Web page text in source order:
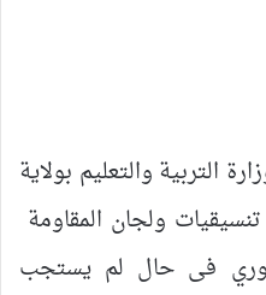
التربية والتعليم بولاية
ولجان المقاومة
فى حال لم يستجب